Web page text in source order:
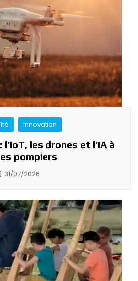
Innovation
les drones et l’IA à
pompiers
31/07/2026